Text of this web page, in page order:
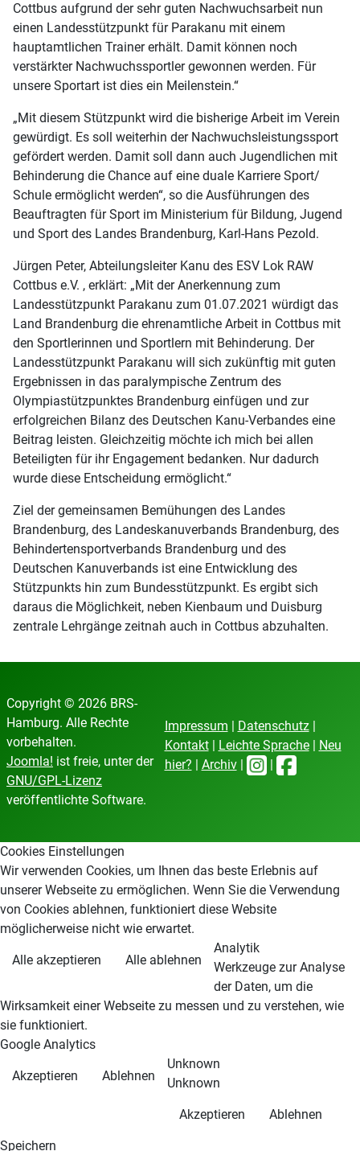
Cottbus aufgrund der sehr guten Nachwuchsarbeit nun
einen Landesstützpunkt für Parakanu mit einem
hauptamtlichen Trainer erhält. Damit können noch
verstärkter Nachwuchssportler gewonnen werden. Für
unsere Sportart ist dies ein Meilenstein.“
„Mit diesem Stützpunkt wird die bisherige Arbeit im Verein
gewürdigt. Es soll weiterhin der Nachwuchsleistungssport
gefördert werden. Damit soll dann auch Jugendlichen mit
Behinderung die Chance auf eine duale Karriere Sport/
Schule ermöglicht werden“, so die Ausführungen des
Beauftragten für Sport im Ministerium für Bildung, Jugend
und Sport des Landes Brandenburg, Karl-Hans Pezold.
Jürgen Peter, Abteilungsleiter Kanu des ESV Lok RAW
Cottbus e.V. , erklärt: „Mit der Anerkennung zum
Landesstützpunkt Parakanu zum 01.07.2021 würdigt das
Land Brandenburg die ehrenamtliche Arbeit in Cottbus mit
den Sportlerinnen und Sportlern mit Behinderung. Der
Landesstützpunkt Parakanu will sich zukünftig mit guten
Ergebnissen in das paralympische Zentrum des
Olympiastützpunktes Brandenburg einfügen und zur
erfolgreichen Bilanz des Deutschen Kanu-Verbandes eine
Beitrag leisten. Gleichzeitig möchte ich mich bei allen
Beteiligten für ihr Engagement bedanken. Nur dadurch
wurde diese Entscheidung ermöglicht.“
Ziel der gemeinsamen Bemühungen des Landes
Brandenburg, des Landeskanuverbands Brandenburg, des
Behindertensportverbands Brandenburg und des
Deutschen Kanuverbands ist eine Entwicklung des
Stützpunkts hin zum Bundesstützpunkt. Es ergibt sich
daraus die Möglichkeit, neben Kienbaum und Duisburg
zentrale Lehrgänge zeitnah auch in Cottbus abzuhalten.
Copyright © 2026 BRS-
Hamburg. Alle Rechte
vorbehalten.
Joomla! ist freie, unter der
GNU/GPL-Lizenz
veröffentlichte Software.
Impressum | Datenschutz|
Kontakt| Leichte Sprache| Neu
hier? | Archiv| |
Cookies Einstellungen
Wir verwenden Cookies, um Ihnen das beste Erlebnis auf
unserer Webseite zu ermöglichen. Wenn Sie die Verwendung
von Cookies ablehnen, funktioniert diese Website
möglicherweise nicht wie erwartet.
Alle akzeptieren Alle ablehnen
Analytik
Werkzeuge zur Analyse
der Daten, um die
Wirksamkeit einer Webseite zu messen und zu verstehen, wie
sie funktioniert.
Google Analytics
Akzeptieren Ablehnen
Unknown
Unknown
Akzeptieren Ablehnen
Speichern